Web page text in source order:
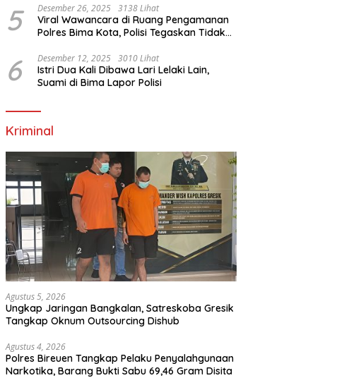
Blitar
5 Desember 26, 2025 3138 Lihat
Viral Wawancara di Ruang Pengamanan
Polres Bima Kota, Polisi Tegaskan Tidak
6 Desember 12, 2025 3010 Lihat
Istri Dua Kali Dibawa Lari Lelaki Lain,
Suami di Bima Lapor Polisi
Kriminal
Agustus 5, 2026
Ungkap Jaringan Bangkalan, Satreskoba Gresik
Tangkap Oknum Outsourcing Dishub
Agustus 4, 2026
Polres Bireuen Tangkap Pelaku Penyalahgunaan
Narkotika, Barang Bukti Sabu 69,46 Gram Disita